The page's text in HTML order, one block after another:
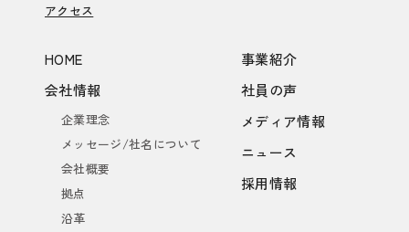
アクセス
HOME
会社情報
企業理念
メッセージ/社名について
会社概要
拠点
沿革
事業紹介
社員の声
メディア情報
ニュース
採用情報